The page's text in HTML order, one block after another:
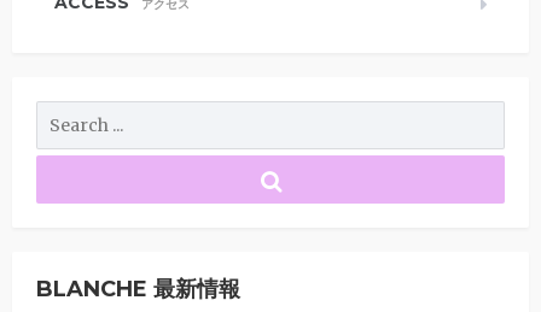
アクセス
BLANCHE 最新情報